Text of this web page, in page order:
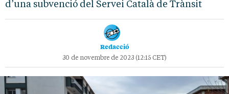
d’una subvenció del Servei Català de Trànsit
Redacció
30 de novembre de 2023 (12:15 CET)